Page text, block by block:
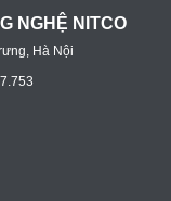
NGHỆ NITCO
Hà Nội